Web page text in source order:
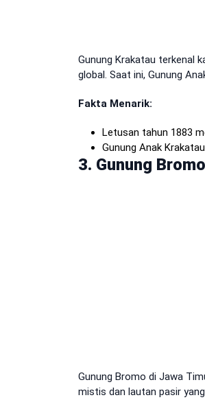
Gunung Krakatau terkenal
global. Saat ini, Gunung
Fakta Menarik:
Letusan tahun 1883
Gunung Anak
3. Gunung Bromo
Gunung Bromo di Jawa
mistis dan lautan pasir